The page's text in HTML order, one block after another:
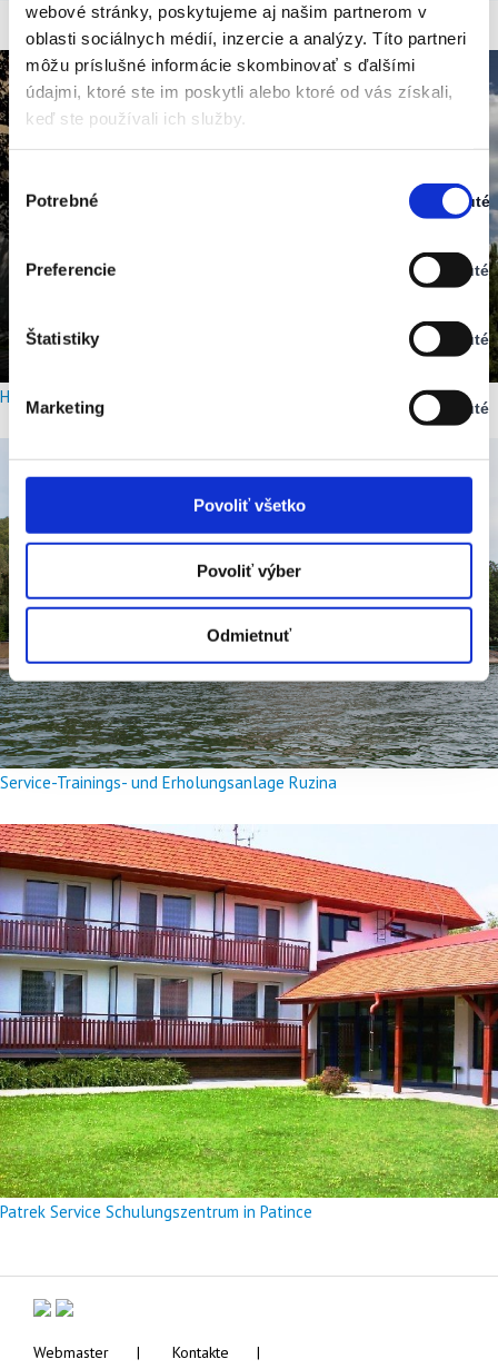
webové stránky, poskytujeme aj našim partnerom v
oblasti sociálnych médií, inzercie a analýzy. Títo partneri
môžu príslušné informácie skombinovať s ďalšími
údajmi, ktoré ste im poskytli alebo ktoré od vás získali,
keď ste používali ich služby.
Výber
súhlasu
Potrebné Zapnuté
Stav:
Preferencie
Vypnuté
Stav:
Štatistiky
Vypnuté
Stav:
Marketing
Vypnuté
Stav:
Povoliť všetko
Povoliť výber
Odmietnuť
Hotel Meander Tatranská Štrba
Service-Trainings- und Erholungsanlage Ruzina
Patrek Service Schulungszentrum in Patince
Webmaster Kontakte